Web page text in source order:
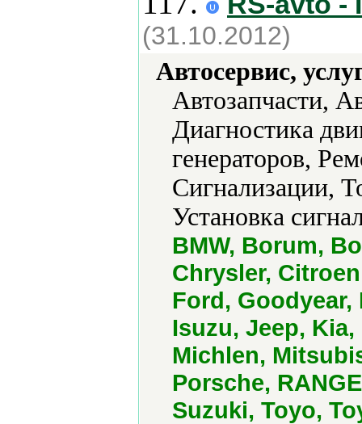
(31.10.2012)
Автосервис,
Автозапчасти,
Диагностика
генераторов,
Сигнализации,
Установка
BMW, Borum,
Chrysler,
Ford,
Isuzu, Jeep,
Michlen,
Porsche,
Suzuki, Toyo,